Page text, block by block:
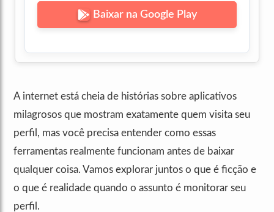
Baixar na Google Play
A internet está cheia de histórias sobre aplicativos
milagrosos que mostram exatamente quem visita seu
perfil, mas você precisa entender como essas
ferramentas realmente funcionam antes de baixar
qualquer coisa. Vamos explorar juntos o que é ficção e
o que é realidade quando o assunto é monitorar seu
perfil.